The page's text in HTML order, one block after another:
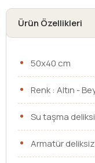
Ürün Özellikleri
50x40 cm
Renk : Altın -
Su taşma
Armatür deliksiz